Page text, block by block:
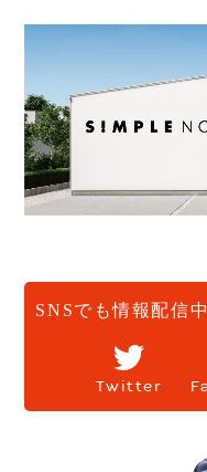
SNSでも情報配信中
Twitter